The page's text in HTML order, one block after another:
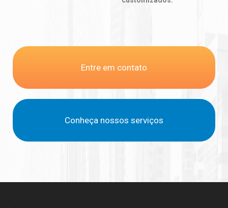
Entre em contato
Conheça nossos serviços